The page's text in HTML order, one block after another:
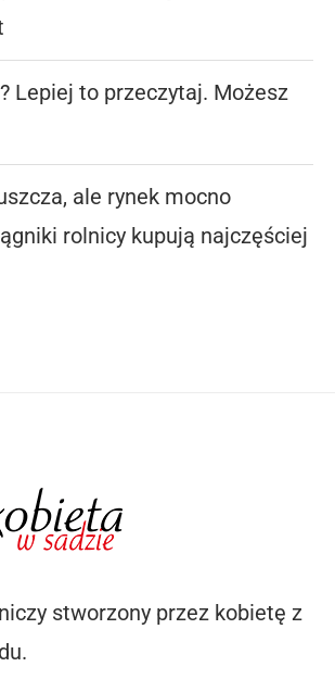
Lepiej to przeczytaj. Możesz
ale rynek mocno
rolnicy kupują najczęściej
stworzony przez kobietę z